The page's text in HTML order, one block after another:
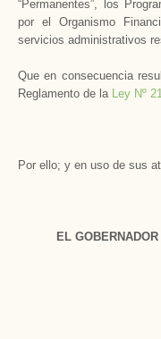
“Permanentes”, los
por el Organismo
servicios administrativos
Que en consecuencia
Reglamento de la Ley Nº
Por ello; y en uso de sus
EL